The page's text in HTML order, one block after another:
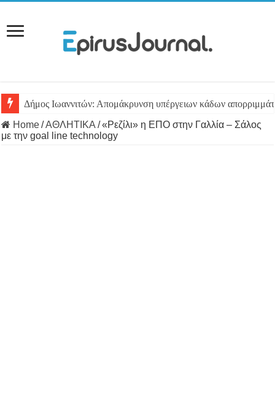
Δήμος Ιωαννιτών: Απομάκρυνση υπέργειων κάδων
Home/ΑΘΛΗΤΙΚΑ /«Ρεζίλι» η ΕΠΟ στην Γαλλία – Σάλος
με την goal line technology